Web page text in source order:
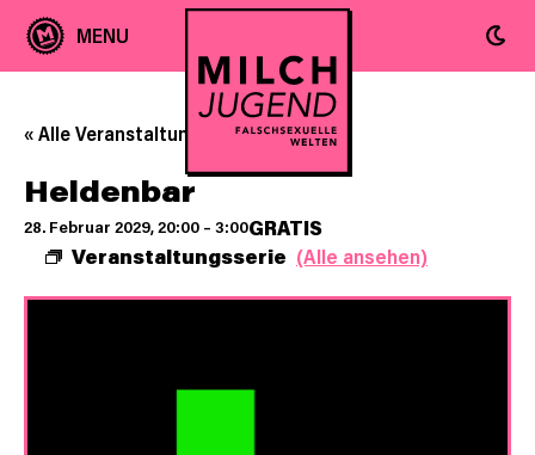
« Alle Veranstaltungen
Heldenbar
28. Februar 2029, 20:00 – 3:00
Veranstaltungsserie (Alle ansehen)
GRATIS